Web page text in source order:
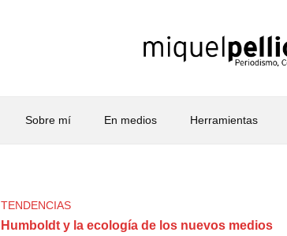
Sobre mí En medios Herramientas
TENDENCIAS
Humboldt y la ecología de los nuevos medios